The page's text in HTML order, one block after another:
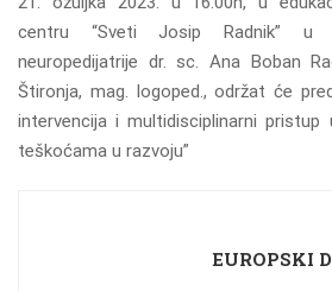
centru “Sveti Josip Radnik” u
neuropedijatrije dr. sc. Ana Boban
Štironja, mag. logoped., održat će
intervencija i multidisciplinarni
teškoćama u razvoju”
EUROPSKI